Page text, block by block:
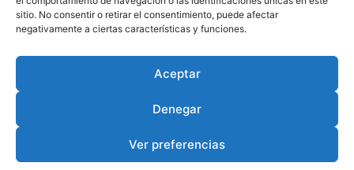
sitio. No consentir o retirar el consentimiento, puede afectar
negativamente a ciertas características y funciones.
Aceptar
Denegar
Ver preferencias
© Durviz 2024. Todos los derechos reservados.